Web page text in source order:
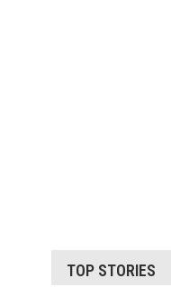
TOP STORIES